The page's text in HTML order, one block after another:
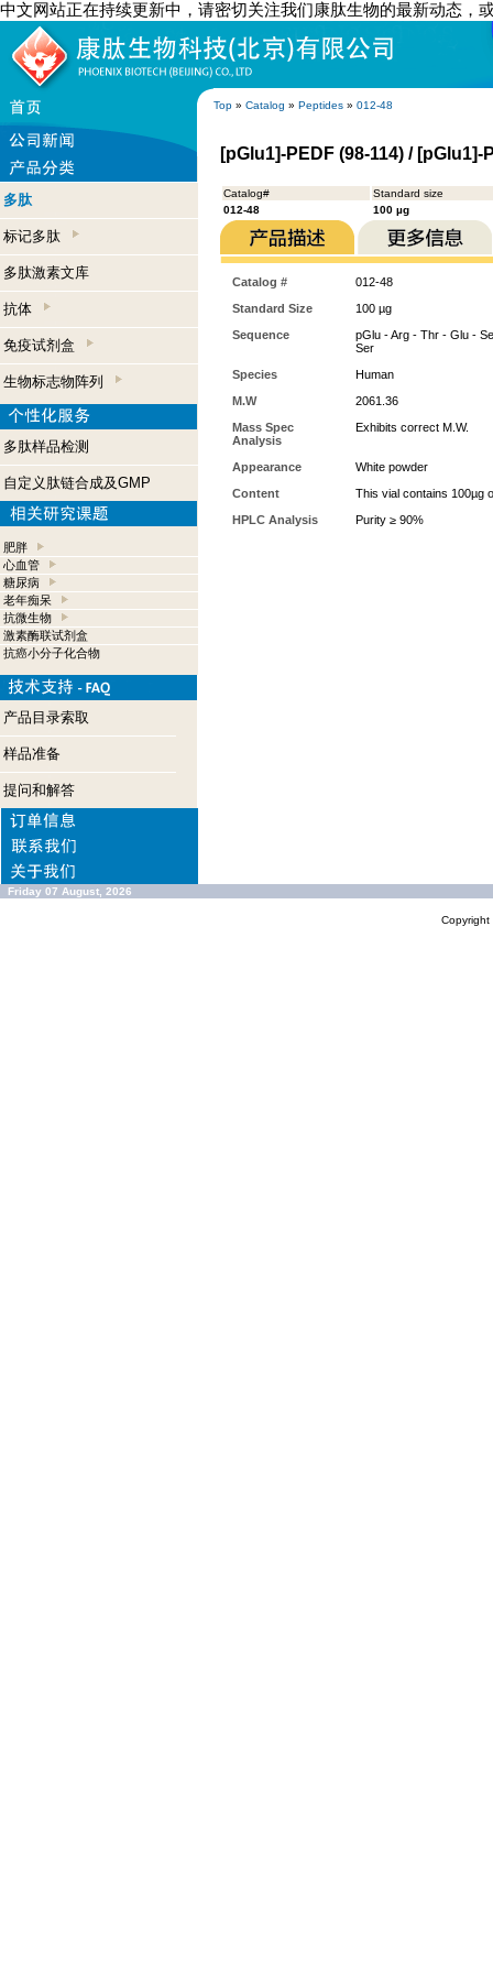
中文网站正在持续更新中，请密切关注我们康肽生物的最新动态，
Top » Catalog » Peptides » 012-48
多肽
标记多肽
多肽激素文库
抗体
免疫试剂盒
生物标志物阵列
多肽样品检测
自定义肽链合成及GMP
肥胖
心血管
糖尿病
老年痴呆
抗微生物
激素酶联试剂盒
抗癌小分子化合物
产品目录索取
样品准备
提问和解答
[pGlu1]-PEDF (98-114) / [pGlu1]-
Catalog#
Standard size
012-48
100 µg
Catalog #
012-48
Standard Size
100 µg
Sequence
pGlu - Arg - Thr - Glu -
Ser
Species
Human
M.W
2061.36
Mass Spec
Analysis
Exhibits correct M.W.
Appearance
White powder
Content
This vial contains 100µg
HPLC Analysis
Purity ≥ 90%
Friday 07 August, 2026